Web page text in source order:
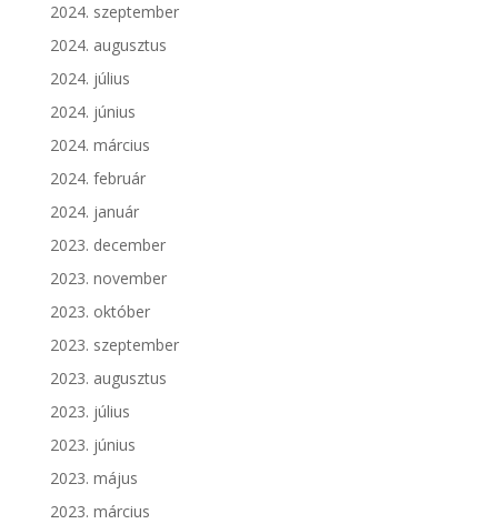
2024. szeptember
2024. augusztus
2024. július
2024. június
2024. március
2024. február
2024. január
2023. december
2023. november
2023. október
2023. szeptember
2023. augusztus
2023. július
2023. június
2023. május
2023. március